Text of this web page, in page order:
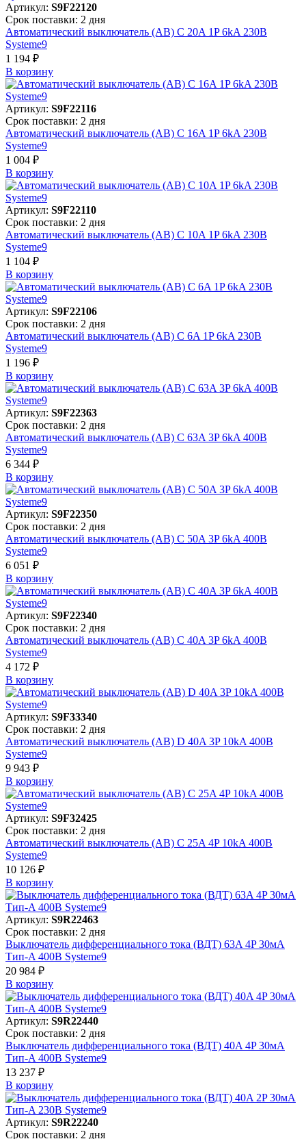
Артикул: S9F22120
Срок поставки: 2 дня
Автоматический выключатель (АВ) C 20A 1P 6kA 230В
Systeme9
1 194 ₽
В корзинy
Артикул: S9F22116
Срок поставки: 2 дня
Автоматический выключатель (АВ) C 16A 1P 6kA 230В
Systeme9
1 004 ₽
В корзинy
Артикул: S9F22110
Срок поставки: 2 дня
Автоматический выключатель (АВ) C 10A 1P 6kA 230В
Systeme9
1 104 ₽
В корзинy
Артикул: S9F22106
Срок поставки: 2 дня
Автоматический выключатель (АВ) C 6A 1P 6kA 230В
Systeme9
1 196 ₽
В корзинy
Артикул: S9F22363
Срок поставки: 2 дня
Автоматический выключатель (АВ) C 63A 3P 6kA 400В
Systeme9
6 344 ₽
В корзинy
Артикул: S9F22350
Срок поставки: 2 дня
Автоматический выключатель (АВ) C 50A 3P 6kA 400В
Systeme9
6 051 ₽
В корзинy
Артикул: S9F22340
Срок поставки: 2 дня
Автоматический выключатель (АВ) C 40A 3P 6kA 400В
Systeme9
4 172 ₽
В корзинy
Артикул: S9F33340
Срок поставки: 2 дня
Автоматический выключатель (АВ) D 40A 3P 10kA 400В
Systeme9
9 943 ₽
В корзинy
Артикул: S9F32425
Срок поставки: 2 дня
Автоматический выключатель (АВ) C 25A 4P 10kA 400В
Systeme9
10 126 ₽
В корзинy
Артикул: S9R22463
Срок поставки: 2 дня
Выключатель дифференциального тока (ВДТ) 63A 4P 30мА
Тип-A 400В Systeme9
20 984 ₽
В корзинy
Артикул: S9R22440
Срок поставки: 2 дня
Выключатель дифференциального тока (ВДТ) 40A 4P 30мА
Тип-A 400В Systeme9
13 237 ₽
В корзинy
Артикул: S9R22240
Срок поставки: 2 дня